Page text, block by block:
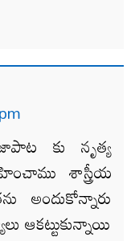
కు నృత్య
శాస్త్రీయ
అందుకోన్నారు
ఆకట్టుకున్నాయి